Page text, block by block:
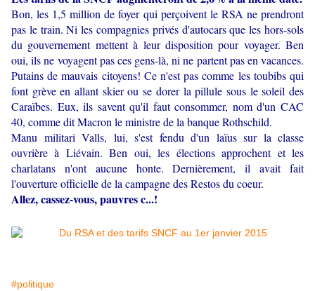
Bon, les 1,5 million de foyer qui perçoivent le RSA ne prendront
pas le train. Ni les compagnies privés d'autocars que les hors-sols
du gouvernement mettent à leur disposition pour voyager. Ben
oui, ils ne voyagent pas ces gens-là, ni ne partent pas en vacances.
Putains de mauvais citoyens! Ce n'est pas comme les toubibs qui
font grève en allant skier ou se dorer la pillule sous le soleil des
Caraïbes. Eux, ils savent qu'il faut consommer, nom d'un CAC
40, comme dit Macron le ministre de la banque Rothschild.
Manu militari Valls, lui, s'est fendu d'un laïus sur la classe
ouvrière à Liévain. Ben oui, les élections approchent et les
charlatans n'ont aucune honte. Dernièrement, il avait fait
l'ouverture officielle de la campagne des Restos du coeur.
Allez, cassez-vous, pauvres c...!
#politique